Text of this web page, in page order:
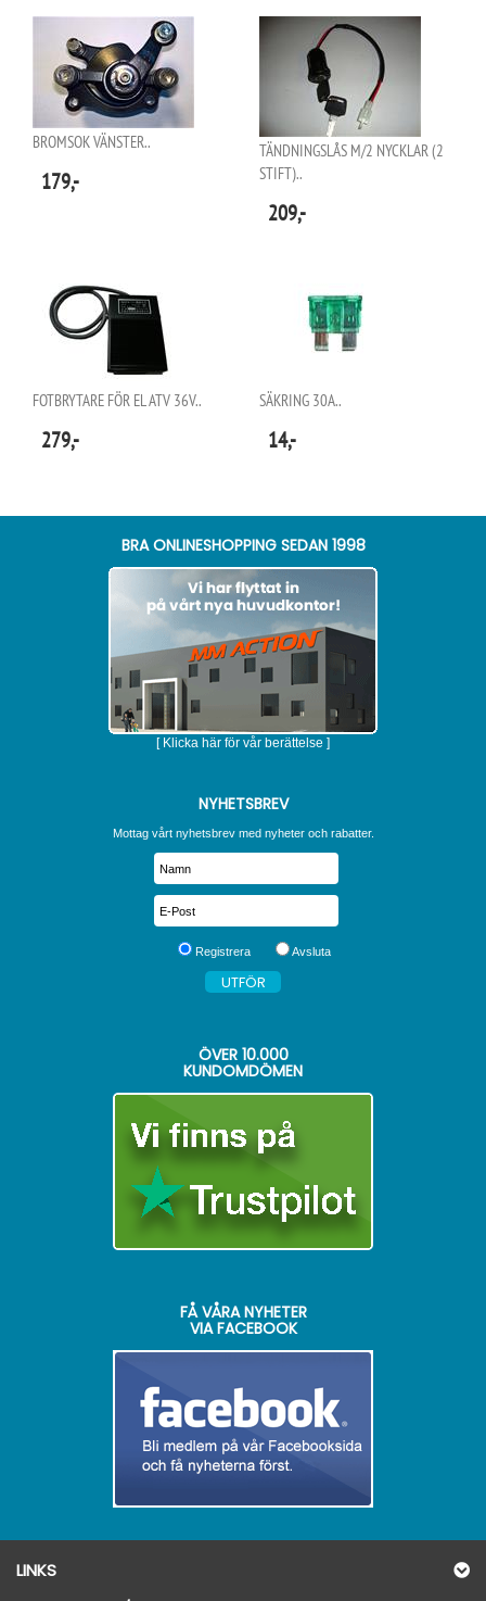
BROMSOK VÄNSTER..
179,-
TÄNDNINGSLÅS M/2 NYCKLAR (2
STIFT)..
209,-
FOTBRYTARE FÖR EL ATV 36V..
279,-
SÄKRING 30A..
14,-
BRA ONLINESHOPPING SEDAN 1998
[ Klicka här för vår berättelse ]
NYHETSBREV
Mottag vårt nyhetsbrev med nyheter och rabatter.
Registrera Avsluta
ÖVER 10.000
KUNDOMDÖMEN
FÅ VÅRA NYHETER
VIA FACEBOOK
LINKS